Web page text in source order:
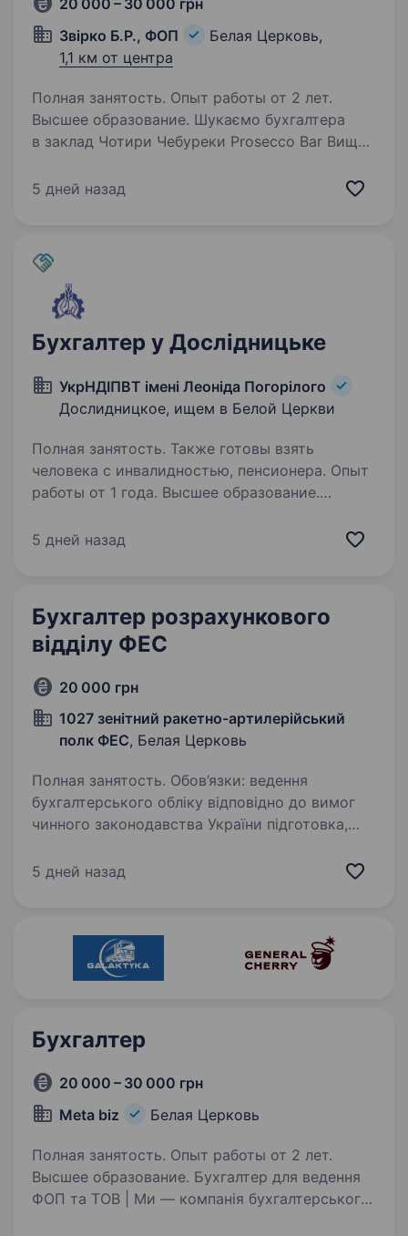
20 000 – 30 000 грн
Звірко Б.Р., ФОП
Белая Церковь,
1,1 км от центра
Полная занятость. Опыт работы от 2 лет.
Высшее образование. Шукаємо бухгалтера
в заклад Чотири Чебуреки Prosecco Bar Вища
бухгалтера-обліковця, бухгалтера —
5 дней назад
Бухгалтер у Дослідницьке
УкрНДІПВТ імені Леоніда Погорілого
Дослидницкое, ищем в Белой Церкви
Полная занятость. Также готовы взять
человека с инвалидностью, пенсионера. Опыт
работы от 1 года. Высшее образование.
Л. Погорілого, лідер у сфері науково-дослідної
провідного бухгалтера…
5 дней назад
Бухгалтер розрахункового
відділу ФЕС
20 000 грн
1027 зенітний ракетно-артилерійський
полк ФЕС, Белая Церковь
Полная занятость. Обов’язки: ведення
бухгалтерського обліку відповідно до вимог
чинного законодавства України підготовка,
звітності ведення обліку витрат, доходів
5 дней назад
Бухгалтер
20 000 – 30 000 грн
Meta biz
Белая Церковь
Полная занятость. Опыт работы от 2 лет.
Высшее образование. Бухгалтер для ведення
ФОП та ТОВ | Ми — компанія бухгалтерського